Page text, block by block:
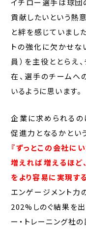
イチロー選手は球団
貢献したいという熱
と絆を感じていまし
トの強化に欠かせな
員）を主役ととらえ
在、選手のチームへ
いるように思います。
企業に求められるの
促進力となるかとい
『ずっとこの会社に
増えれば増えるほど
をより容易に実現す
エンゲージメント力
202%しのぐ結果を出
ー・トレーニング社